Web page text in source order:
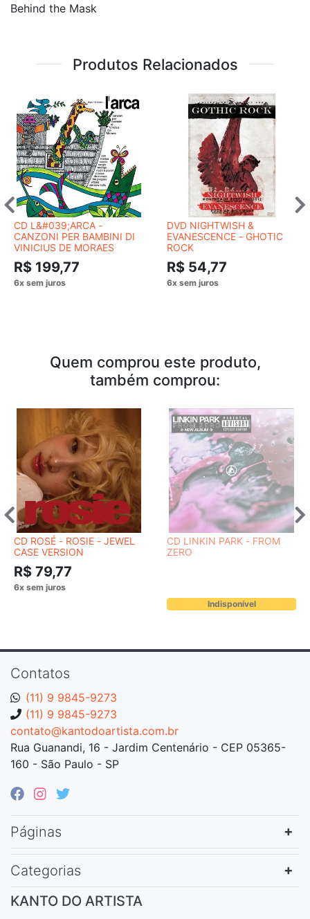
Behind the Mask
Produtos Relacionados
CD L&#039;ARCA -
CANZONI PER BAMBINI DI
VINICIUS DE MORAES
R$ 199,77
DVD NIGHTWISH &
EVANESCENCE - GHOTIC
ROCK
R$ 54,77
Quem comprou este produto,
também comprou:
CD ROSÉ - ROSIE - JEWEL
CASE VERSION
R$ 79,77
CD LINKIN PARK - FROM
ZERO
Indisponível
Contatos
(11) 9 9845-9273
(11) 9 9845-9273
contato@kantodoartista.com.br
Rua Guanandi, 16 - Jardim Centenário - CEP 05365-
160 - São Paulo - SP
Páginas
Categorias
KANTO DO ARTISTA